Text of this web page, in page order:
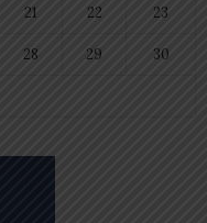
21 22 23
28 29 30